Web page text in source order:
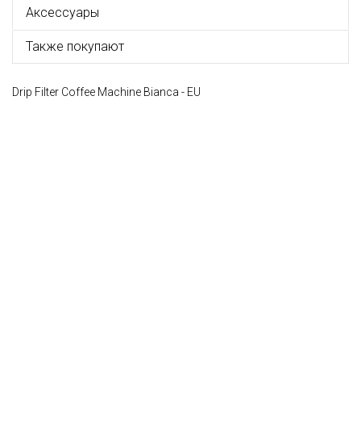
Аксессуары
Также покупают
Drip Filter Coffee Machine Bianca - EU